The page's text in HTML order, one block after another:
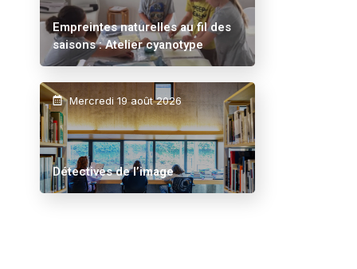
Empreintes naturelles au fil des
saisons : Atelier cyanotype
Mercredi 19 août 2026
Détectives de l’image